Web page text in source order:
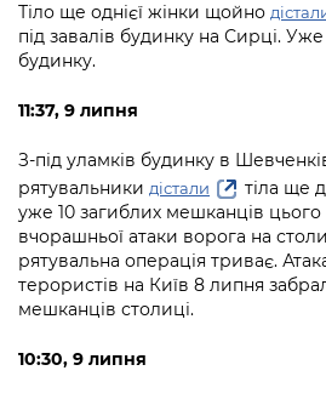
Тіло ще однієї жінки щойно
під завалів будинку на Сирці.
будинку.
11:37, 9 липня
З-під уламків будинку в
рятувальники дістали
тіла ще
уже 10 загиблих мешканців цього
вчорашньої атаки ворога на
рятувальна операція триває.
терористів на Київ 8 липня
мешканців столиці.
10:30, 9 липня